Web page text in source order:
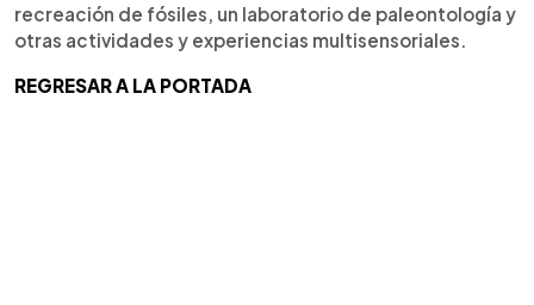
recreación de fósiles, un laboratorio de paleontología y
otras actividades y experiencias multisensoriales.
REGRESAR A LA PORTADA